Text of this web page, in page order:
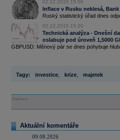
02.12.2015 15:06
Inflace v Rusku neklesá,
Ruský statistický úřad dnes
02.12.2015 15:20
Technická analýza - Dnešní
oslabuje pod úroveň 1,5000
GBPUSD: Měnový pár se dnes pohybuje
Tagy: investice krize majetek
Reklama
Aktuální komentáře
09.08.2026